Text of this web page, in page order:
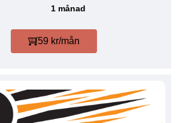
1 månad
59 kr/mån